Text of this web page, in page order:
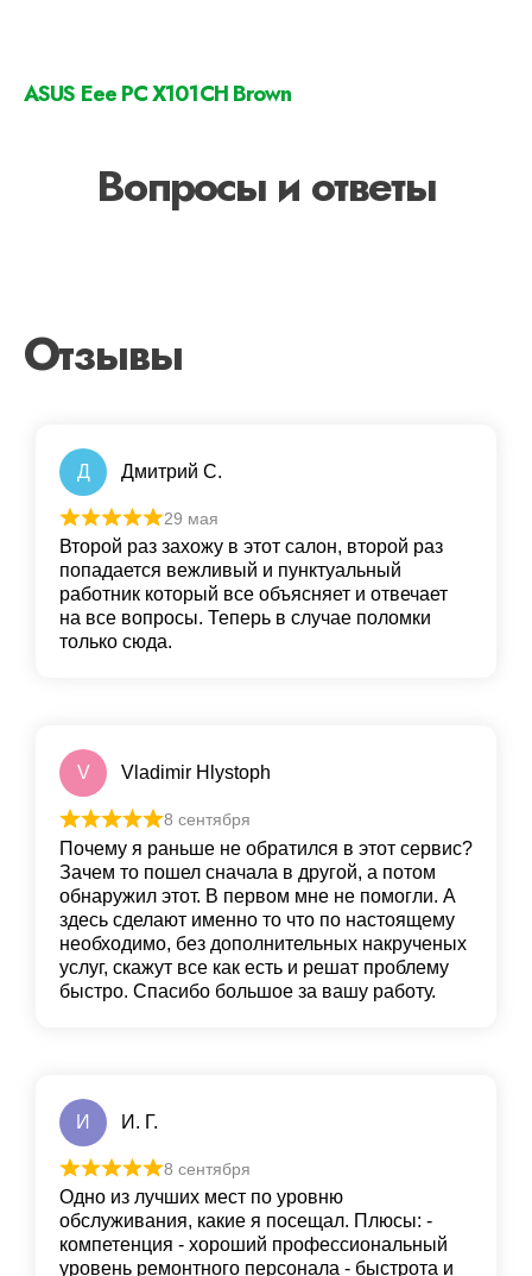
ASUS Eee PC X101CH Brown
Вопросы и ответы
Отзывы
Д Дмитрий С.
29 мая
Второй раз захожу в этот салон, второй раз
попадается вежливый и пунктуальный
работник который все объясняет и отвечает
на все вопросы. Теперь в случае поломки
только сюда.
V Vladimir Hlystoph
8 сентября
Почему я раньше не обратился в этот сервис?
Зачем то пошел сначала в другой, а потом
обнаружил этот. В первом мне не помогли. А
здесь сделают именно то что по настоящему
необходимо, без дополнительных накрученых
услуг, скажут все как есть и решат проблему
быстро. Спасибо большое за вашу работу.
И И. Г.
8 сентября
Одно из лучших мест по уровню
обслуживания, какие я посещал. Плюсы: -
компетенция - хороший профессиональный
уровень ремонтного персонала - быстрота и